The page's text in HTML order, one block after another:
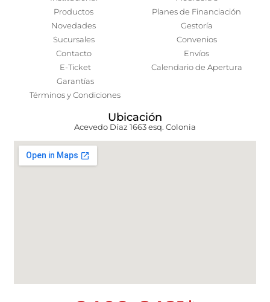
Productos
Novedades
Sucursales
Contacto
E-Ticket
Garantías
Términos y Condiciones
Planes de Financiación
Gestoría
Convenios
Envíos
Calendario de Apertura
Ubicación
Acevedo Díaz 1663 esq. Colonia